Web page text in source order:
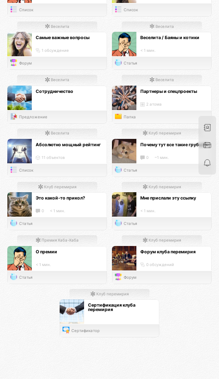
Список Список
Веселита
Самые важные вопросы
1 обсуждение
Форум
Веселита
Веселита / Баяны и котики
< 1 мин.
Статья
Веселита
Сотрудничество
Предложение
Веселита
Партнеры и спецпроекты
2 атома
Папка
Веселита
Абсолютно мощный рейтинг
11 объектов
Список
Клуб перемирия
Почему тут все такие грубые?
0 ~1 мин.
Статья
Клуб перемирия
Это какой-то прикол?
0 < 1 мин.
Статья
Клуб перемирия
Мне прислали эту ссылку
< 1 мин.
Статья
Премия Хаба-Хаба
О премии
< 1 мин.
Статья
Клуб перемирия
Форум клуба перемирия
0 обсуждений
Форум
Клуб перемирия
Сертификация клуба
перемирия
Сертификатор